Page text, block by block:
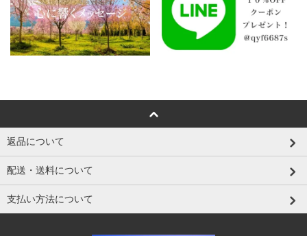
返品について
配送・送料について
支払い方法について